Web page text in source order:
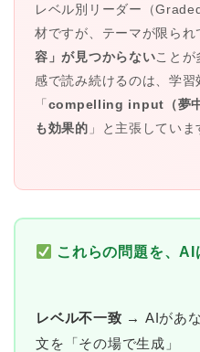
レベル別リーダー（
材ですが、テーマが限られ
容」が見つからないことが
感で読み続けるのは、学
「 compelling input（夢中
も効果的 」と主張していま
これらの問題を、
レベル不一致 → AIがあ
文を「その場で生成」